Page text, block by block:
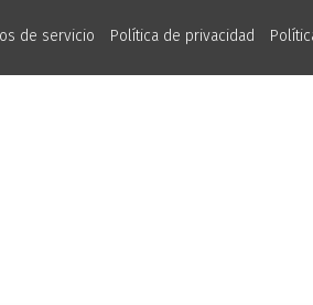
de servicio Política de privacidad